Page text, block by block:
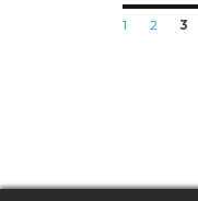
PAGE
1 PAGE
2 3